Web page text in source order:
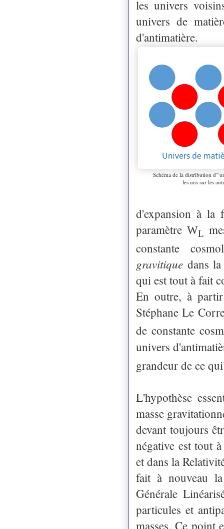
les univers
univers de
d'antimatière.
Schéma de la distribution
les uns sur les
d'expansion à la
paramètre WL
constante
gravitique dans
qui est tout à fait
En outre, à partir
Stéphane Le
de constante
univers
grandeur de ce
L'hypothèse
masse
devant toujours
négative est tout
et dans la
fait à nouveau la
Générale
particules et
masses. Ce point